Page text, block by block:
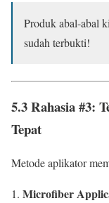
Produk abal-abal
sudah terbukti!
5.3 Rahasia #3:
Tepat
Metode aplikator
Microfiber